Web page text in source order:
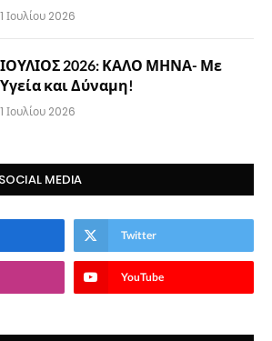
1 Ιουλίου 2026
ΙΟΥΛΙΟΣ 2026: ΚΑΛΟ ΜΗΝΑ- Με
Υγεία και Δύναμη!
1 Ιουλίου 2026
MEDIA
Twitter
YouTube